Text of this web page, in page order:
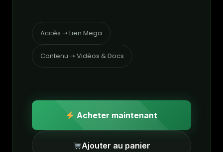
Accès ➝ Lien Mega
Contenu ➝ Vidéos & Docs
Acheter maintenant
Ajouter au panier